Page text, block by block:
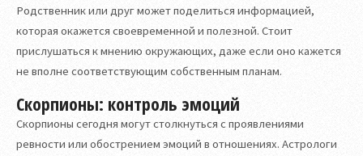
Родственник или друг может поделиться информацией,
которая окажется своевременной и полезной. Стоит
прислушаться к мнению окружающих, даже если оно кажется
не вполне соответствующим собственным планам.
Скорпионы: контроль эмоций
Скорпионы сегодня могут столкнуться с проявлениями
ревности или обострением эмоций в отношениях. Астрологи